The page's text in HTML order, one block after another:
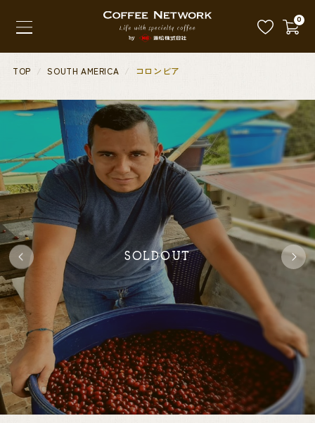
0
TOP SOUTH AMERICA コロンビア
SOLDOUT